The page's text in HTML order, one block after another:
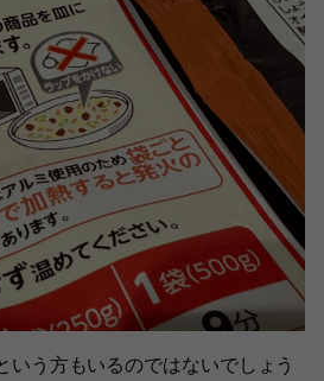
いう方もいるのではないでしょう